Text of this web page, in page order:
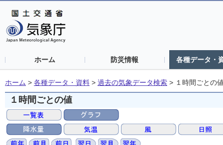
ホーム 防災情報 各種データ・
ホーム > 各種データ・資料 > 過去の気象データ検索 > １時間ごとの
１時間ごとの値